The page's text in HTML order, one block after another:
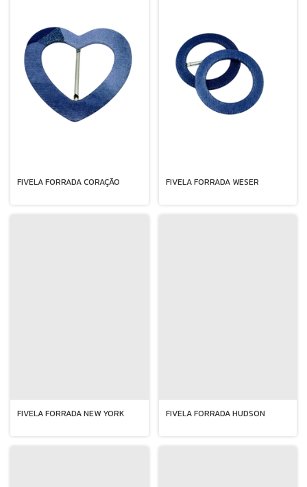
FIVELA FORRADA CORAÇÃO FIVELA FORRADA WESER
FIVELA FORRADA NEW YORK FIVELA FORRADA HUDSON